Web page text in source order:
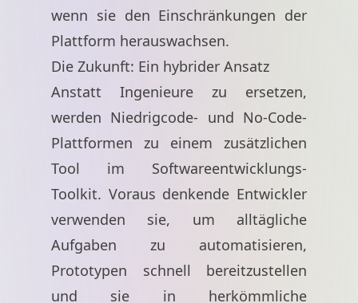
wenn sie den Einschränkungen der
Plattform herauswachsen.
Die Zukunft: Ein hybrider Ansatz
Anstatt Ingenieure zu ersetzen,
werden Niedrigcode- und No-Code-
Plattformen zu einem zusätzlichen
Tool im Softwareentwicklungs-
Toolkit. Voraus denkende Entwickler
verwenden sie, um alltägliche
Aufgaben zu automatisieren,
Prototypen schnell bereitzustellen
und sie in herkömmliche